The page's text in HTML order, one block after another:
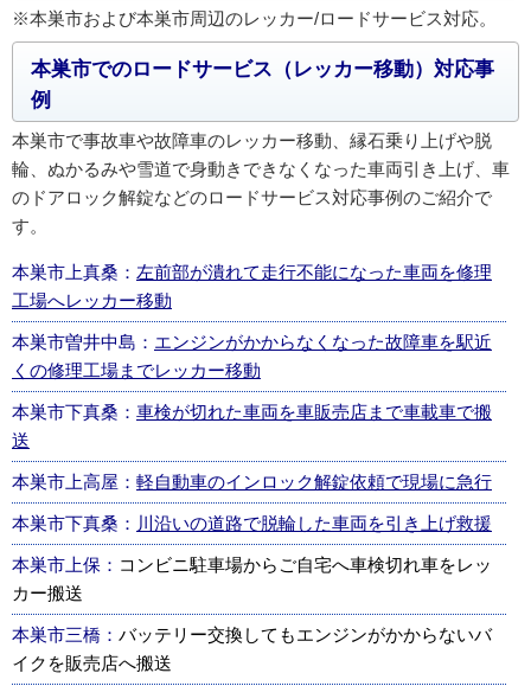
※本巣市および本巣市周辺のレッカー/ロードサービス対応。
本巣市でのロードサービス（レッカー移動）対応事
例
本巣市で事故車や故障車のレッカー移動、縁石乗り上げや脱
輪、ぬかるみや雪道で身動きできなくなった車両引き上げ、車
のドアロック解錠などのロードサービス対応事例のご紹介で
す。
本巣市上真桑： 左前部が潰れて走行不能になった車両を修理
工場へレッカー移動
本巣市曽井中島： エンジンがかからなくなった故障車を駅近
くの修理工場までレッカー移動
本巣市下真桑： 車検が切れた車両を車販売店まで車載車で搬
送
本巣市上高屋： 軽自動車のインロック解錠依頼で現場に急行
本巣市下真桑： 川沿いの道路で脱輪した車両を引き上げ救援
本巣市上保： コンビニ駐車場からご自宅へ車検切れ車をレッ
カー搬送
本巣市三橋： バッテリー交換してもエンジンがかからないバ
イクを販売店へ搬送